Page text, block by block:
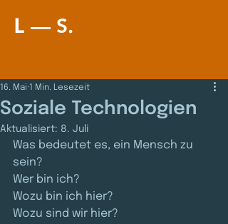
L –– S.
Soziale Technologien
16. Mai 1 Min. Lesezeit
Aktualisiert: 8. Juli
Was bedeutet es, ein Mensch zu
sein?
Wer bin ich?
Wozu bin ich hier?
Wozu sind wir hier?